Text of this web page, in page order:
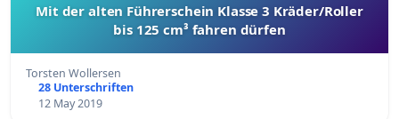
Mit der alten Führerschein Klasse 3 Kräder/Roller
bis 125 cm³ fahren dürfen
Torsten Wollersen
28 Unterschriften
12 May 2019